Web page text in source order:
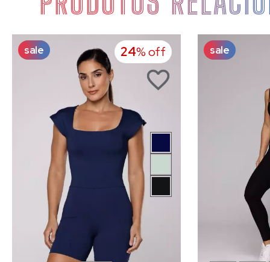
sale 24% off sale